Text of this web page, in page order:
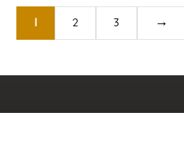
Page
1 Page
2 Page
3 →